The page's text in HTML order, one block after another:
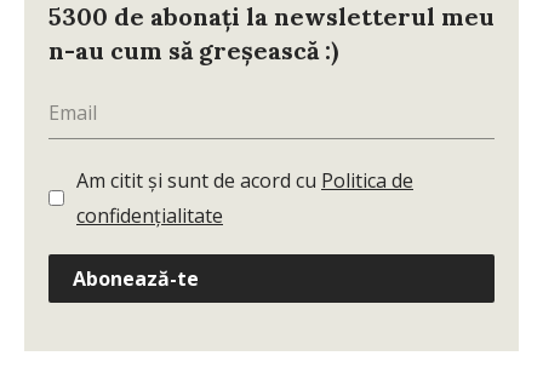
5300 de abonați la newsletterul meu
n-au cum să greșească :)
Am citit și sunt de acord cu Politica de
confidențialitate
Abonează-te